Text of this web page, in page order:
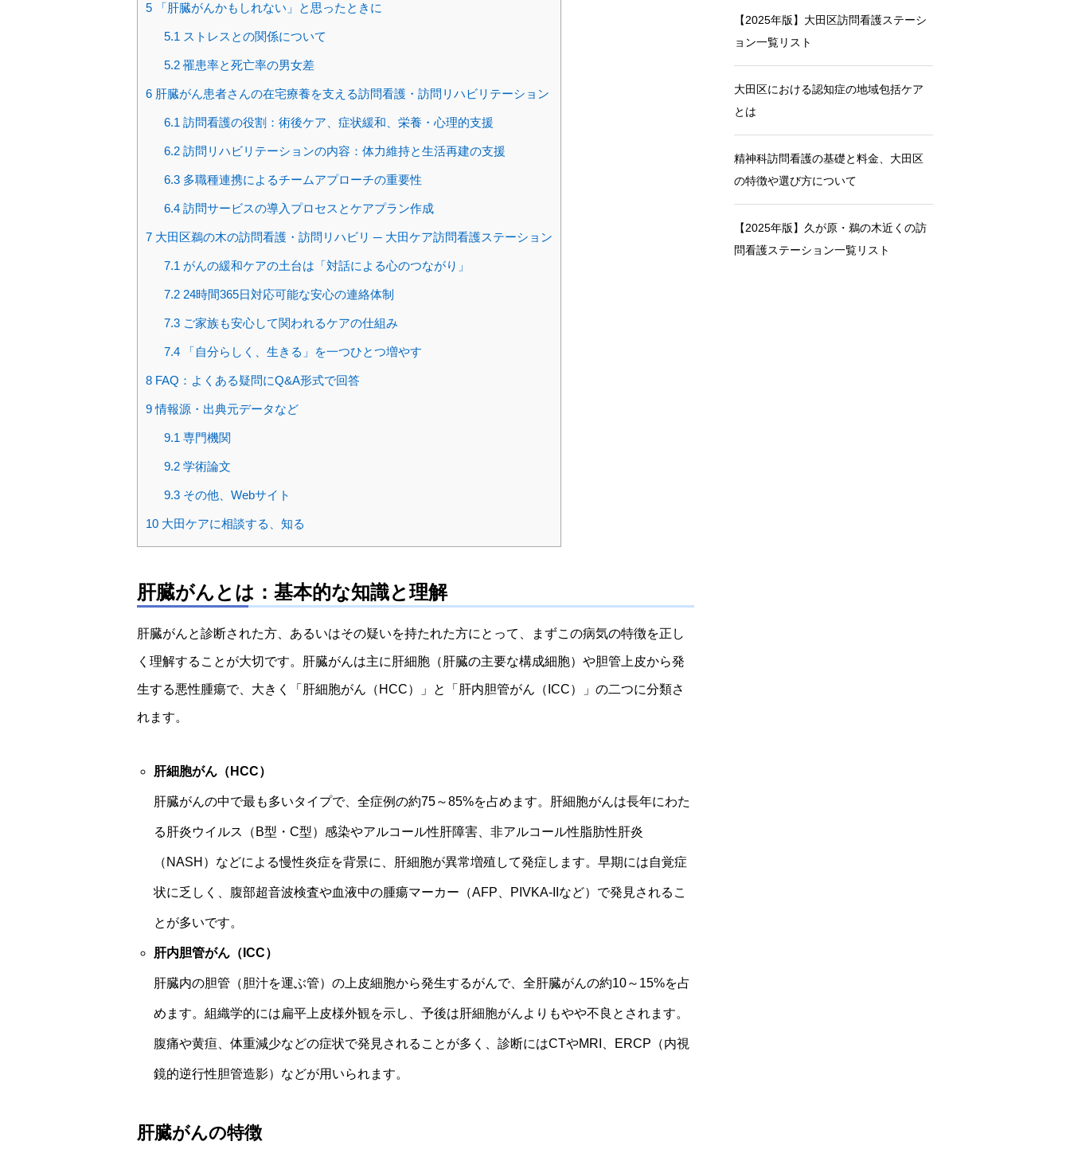
5 「肝臓がんかもしれない」と思ったときに
5.1 ストレスとの関係について
5.2罹患率と死亡率の男女差
6 肝臓がん患者さんの在宅療養を支える訪問看護・訪問リハビリテーション
6.1 訪問看護の役割：術後ケア、症状緩和、栄養・心理的支援
6.2訪問リハビリテーションの内容：体力維持と生活再建の支援
6.3多職種連携によるチームアプローチの重要性
6.4訪問サービスの導入プロセスとケアプラン作成
7 大田区鵜の木の訪問看護・訪問リハビリ ─ 大田ケア訪問看護ステーション
7.1 がんの緩和ケアの土台は「対話による心のつながり」
7.224時間365日対応可能な安心の連絡体制
7.3ご家族も安心して関われるケアの仕組み
7.4「自分らしく、生きる」を一つひとつ増やす
8 FAQ：よくある疑問にQ&A形式で回答
9情報源・出典元データなど
9.1 専門機関
9.2学術論文
9.3その他、Webサイト
10 大田ケアに相談する、知る
肝臓がんとは：基本的な知識と理解
肝臓がんと診断された方、あるいはその疑いを持たれた方にとって、まずこの病気の特徴を正し
く理解することが大切です。肝臓がんは主に肝細胞（肝臓の主要な構成細胞）や胆管上皮から発
生する悪性腫瘍で、大きく「肝細胞がん（HCC）」と「肝内胆管がん（ICC）」の二つに分類さ
れます。
肝細胞がん（HCC）
肝臓がんの中で最も多いタイプで、全症例の約75～85%を占めます。肝細胞がんは長年にわた
る肝炎ウイルス（B型・C型）感染やアルコール性肝障害、非アルコール性脂肪性肝炎
（NASH）などによる慢性炎症を背景に、肝細胞が異常増殖して発症します。早期には自覚症
状に乏しく、腹部超音波検査や血液中の腫瘍マーカー（AFP、PIVKA-IIなど）で発見されるこ
とが多いです。
肝内胆管がん（ICC）
肝臓内の胆管（胆汁を運ぶ管）の上皮細胞から発生するがんで、全肝臓がんの約10～15%を占
めます。組織学的には扁平上皮様外観を示し、予後は肝細胞がんよりもやや不良とされます。
腹痛や黄疸、体重減少などの症状で発見されることが多く、診断にはCTやMRI、ERCP（内視
鏡的逆行性胆管造影）などが用いられます。
肝臓がんの特徴
【2025年版】大田区訪問看護ステーシ
ョン一覧リスト
大田区における認知症の地域包括ケア
とは
精神科訪問看護の基礎と料金、大田区
の特徴や選び方について
【2025年版】久が原・鵜の木近くの訪
問看護ステーション一覧リスト